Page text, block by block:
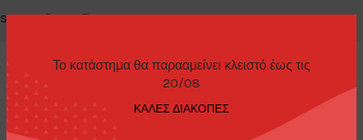
Το κατάστημα θα παρααμείνει κλειστό έως τις
20/08
ΚΑΛΕΣ ΔΙΑΚΟΠΕΣ
Share:
ΠΕΡΙΓΡΑΦΉ